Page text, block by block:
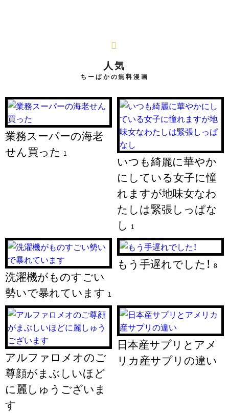
人気
ちーぱかの無料漫画
業務スーパーの海老
せん買った 1
いつも綺麗に華やか
にしている女子に憧
れますが地味女なわ
たしは緊張しっぱな
し 1
洗濯機がものすごい
勢いで暴れています 1
もう手遅れでした！ 8
アルファロメオのご
尊顔がまぶしいほど
に麗しゅうございま
す
日本産サプリとアメ
リカ産サプリの違い